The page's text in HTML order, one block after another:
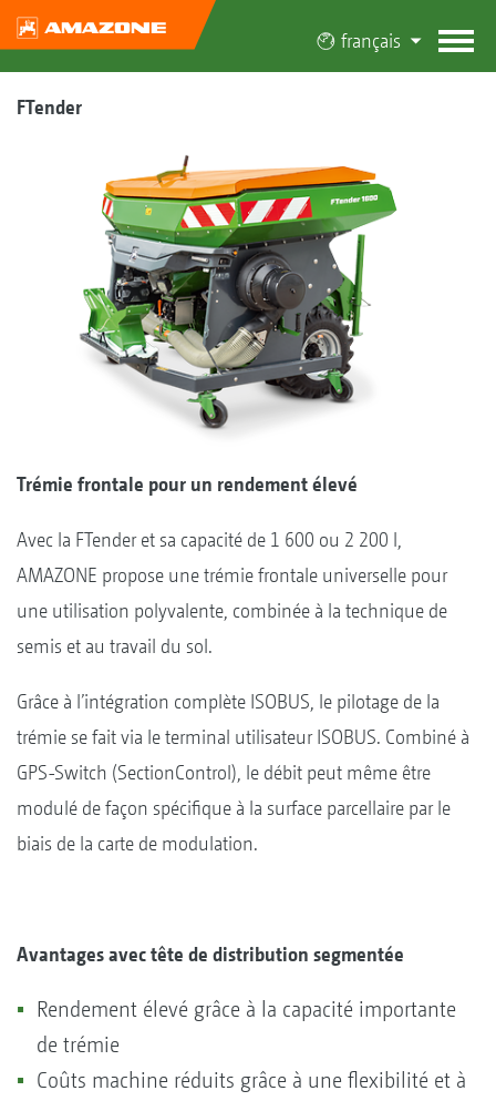
français
FTender
Trémie frontale pour un rendement élevé
Avec la FTender et sa capacité de 1 600 ou 2 200 l,
AMAZONE propose une trémie frontale universelle pour
une utilisation polyvalente, combinée à la technique de
semis et au travail du sol.
Grâce à l’intégration complète ISOBUS, le pilotage de la
trémie se fait via le terminal utilisateur ISOBUS. Combiné à
GPS-Switch (SectionControl), le débit peut même être
modulé de façon spécifique à la surface parcellaire par le
biais de la carte de modulation.
Avantages avec tête de distribution segmentée
Rendement élevé grâce à la capacité importante
de trémie
Coûts machine réduits grâce à une flexibilité et à